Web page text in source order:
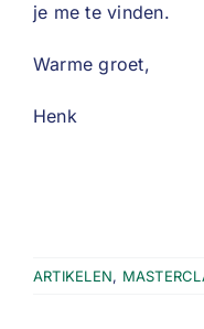
je me te vinden.
Warme groet,
Henk
ARTIKELEN,